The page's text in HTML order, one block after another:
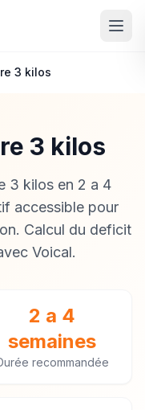
3 kilos
3 kilos
3 kilos en 2 a 4
accessible pour
Calcul du deficit
Voical.
2 a 4
semaines
recommandée